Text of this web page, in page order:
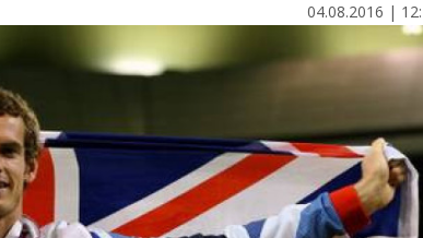
04.08.2016 |